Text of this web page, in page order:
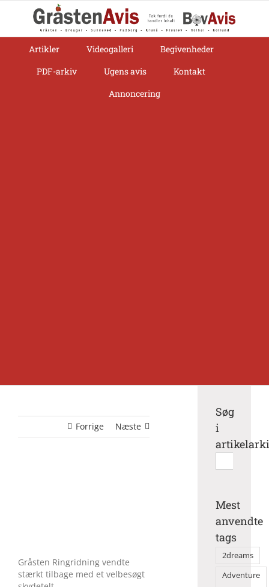
Artikler
Videogalleri
Begivenheder
PDF-arkiv
Ugens avis
Kontakt
Annoncering
Forrige Næste
Gråsten Ringridning vendte
stærkt tilbage med et velbesøgt
Søg
i
efter:
Mest
anvendte
tags
2dreams
Adventure